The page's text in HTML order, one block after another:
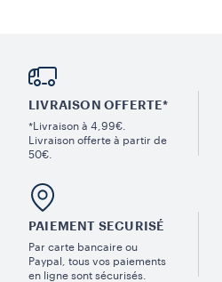
LIVRAISON OFFERTE*
*Livraison à 4,99€.
Livraison offerte à partir de
50€.
PAIEMENT SECURISÉ
Par carte bancaire ou
Paypal, tous vos paiements
en ligne sont sécurisés.